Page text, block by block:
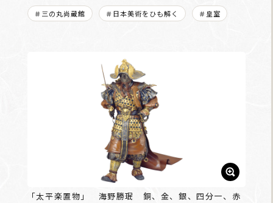
＃三の丸尚蔵館 ＃日本美術をひも解く ＃皇室
「太平楽置物」 海野勝珉 銅、金、銀、四分一、赤